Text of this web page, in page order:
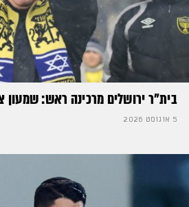
בית"ר ירושלים מרכינה ראש: שמעון
5 אוגוסט 2026